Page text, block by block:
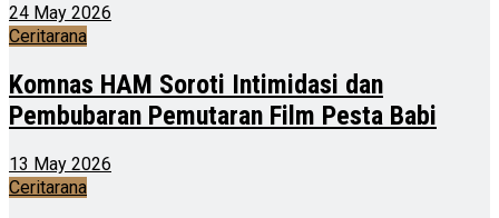
24 May 2026
Ceritarana
Komnas HAM Soroti Intimidasi dan
Pembubaran Pemutaran Film Pesta Babi
13 May 2026
Ceritarana